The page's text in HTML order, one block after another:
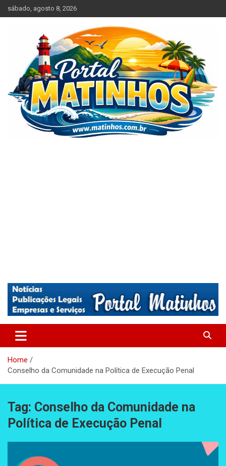
Skip
to
sábado, agosto 8, 2026
Matinhos – Praia de Matinhos
Home
Conselho da Comunidade na Política de Execução Penal
Tag: Conselho da Comunidade na
Política de Execução Penal